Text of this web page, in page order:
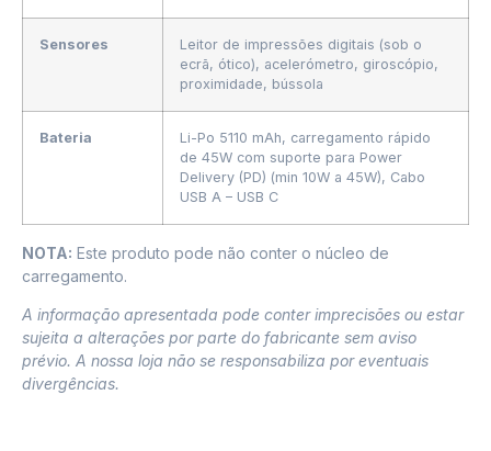
Sensores
Leitor de impressões digitais (sob o
ecrã, ótico), acelerómetro, giroscópio,
proximidade, bússola
Bateria
Li-Po 5110 mAh, carregamento rápido
de 45W com suporte para Power
Delivery (PD) (min 10W a 45W), Cabo
USB A – USB C
NOTA: Este produto pode não conter o núcleo de
carregamento.
A informação apresentada pode conter imprecisões ou estar
sujeita a alterações por parte do fabricante sem aviso
prévio. A nossa loja não se responsabiliza por eventuais
divergências.